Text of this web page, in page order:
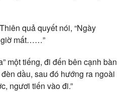
quả quyết nói, “Ngày
mất……”
một tiếng, đi đến bên cạnh bàn
dầu, sau đó hướng ra ngoài
ngươi tiến vào đi.”